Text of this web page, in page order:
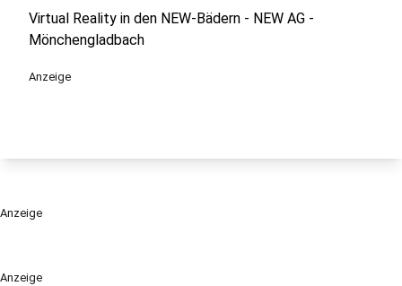
Anzeige
Virtual Reality in den NEW-Bädern - NEW AG -
Mönchengladbach
Anzeige
Anzeige